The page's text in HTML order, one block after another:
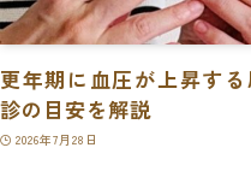
更年期に血圧が上昇す
診の目安を解説
2026年7月28日